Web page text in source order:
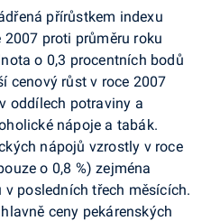
přírůstkem indexu
proti průměru roku
o 0,3 procentních bodů
cenový růst v roce 2007
oddílech potraviny a
nápoje a tabák.
nápojů vzrostly v roce
o 0,8 %) zejména
posledních třech měsících.
ceny pekárenských